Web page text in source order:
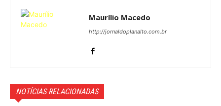
Maurílio Macedo
http://jornaldoplanalto.com.br
NOTÍCIAS RELACIONADAS